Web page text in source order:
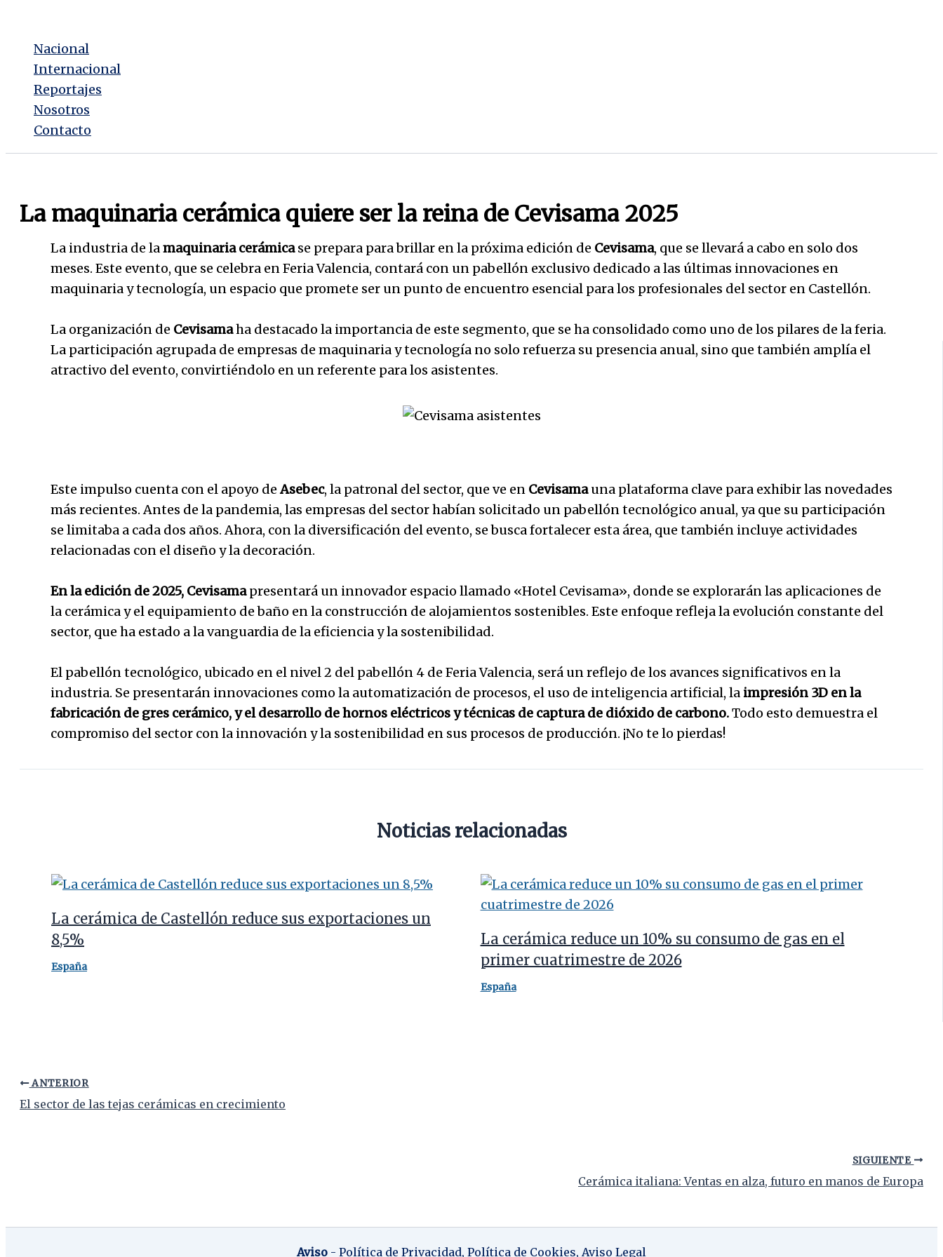
contenido
Nacional
Internacional
Reportajes
Nosotros
Contacto
La maquinaria cerámica quiere ser la reina de Cevisama 2025
La industria de lamaquinaria cerámicase prepara para brillar en la próxima edición de Cevisama, que se llevará a cabo en solo dos
meses. Este evento, que se celebra en Feria Valencia, contará con un pabellón exclusivo dedicado a las últimas innovaciones en
maquinaria y tecnología, un espacio que promete ser un punto de encuentro esencial para los profesionales del sector en Castellón.
La organización de Cevisamaha destacado la importancia de este segmento, que se ha consolidado como uno de los pilares de la feria.
La participación agrupada de empresas de maquinaria y tecnología no solo refuerza su presencia anual, sino que también amplía el
atractivo del evento, convirtiéndolo en un referente para los asistentes.
Este impulso cuenta con el apoyo deAsebec, la patronal del sector, que ve en Cevisamauna plataforma clave para exhibir las novedades
más recientes. Antes de la pandemia, las empresas del sector habían solicitado un pabellón tecnológico anual, ya que su participación
se limitaba a cada dos años. Ahora, con la diversificación del evento, se busca fortalecer esta área, que también incluye actividades
relacionadas con el diseño y la decoración.
En la edición de 2025, Cevisamapresentará un innovador espacio llamado «Hotel Cevisama», donde se explorarán las aplicaciones de
la cerámica y el equipamiento de baño en la construcción de alojamientos sostenibles. Este enfoque refleja la evolución constante del
sector, que ha estado a la vanguardia de la eficiencia y la sostenibilidad.
El pabellón tecnológico, ubicado en el nivel 2 del pabellón 4 de Feria Valencia, será un reflejo de los avances significativos en la
industria. Se presentarán innovaciones como la automatización de procesos, el uso de inteligencia artificial, laimpresión 3D en la
fabricación de gres cerámico, y el desarrollo de hornos eléctricos y técnicas de captura de dióxido de carbono.Todo esto demuestra el
compromiso del sector con la innovación y la sostenibilidad en sus procesos de producción. ¡No te lo pierdas!
Noticias relacionadas
La cerámica de Castellón reduce sus exportaciones un
8,5%
España
La cerámica reduce un 10% su consumo de gas en el
primer cuatrimestre de 2026
España
ANTERIOR
El sector de las tejas cerámicas en crecimiento
SIGUIENTE
Cerámica italiana: Ventas en alza, futuro en manos de Europa
Aviso - Política de Privacidad, Política de Cookies, Aviso Legal